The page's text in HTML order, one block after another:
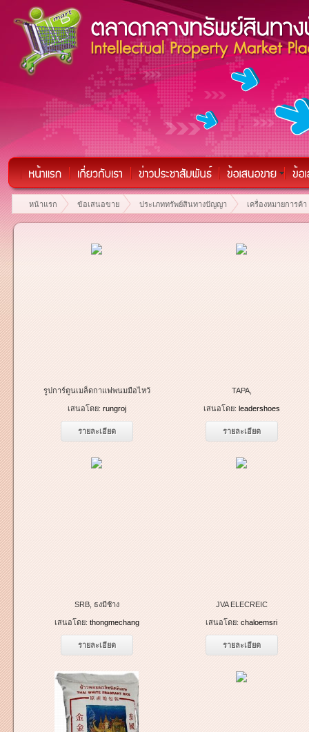
หน้าแรก ข้อเสนอขาย ประเภททรัพย์สินทางปัญญา เครื่องหมายการค้า
รูปการ์ตูนเมล็ดกาแฟพนมมือไหว้
เสนอโดย: rungroj
รายละเอียด
TAPA,
เสนอโดย: leadershoes
รายละเอียด
SRB, ธงมีช้าง
เสนอโดย: thongmechang
รายละเอียด
JVA ELECREIC
เสนอโดย: chaloemsri
รายละเอียด